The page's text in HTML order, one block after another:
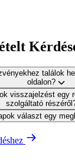
találok
oldalon?
visszajelzést egy
szolgáltató
választ egy